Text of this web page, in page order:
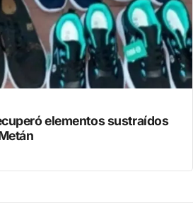
elementos sustraídos